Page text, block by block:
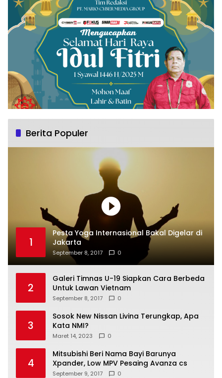
Berita Populer
1
Pesta Yoga Internasional Bakal Digelar di
Jakarta
September 8, 2017 0
2
Galeri Timnas U-19 Siapkan Cara Berbeda
Untuk Lawan Vietnam
September 8, 2017 0
3
Sosok New Nissan Livina Terungkap, Apa
Kata NMI?
Maret 14, 2023 0
4
Mitsubishi Beri Nama Bayi Barunya
Xpander, Low MPV Pesaing Avanza cs
September 9, 2017 0